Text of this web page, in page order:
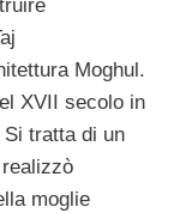
Moghul.
XVII secolo in
tratta di un
moglie